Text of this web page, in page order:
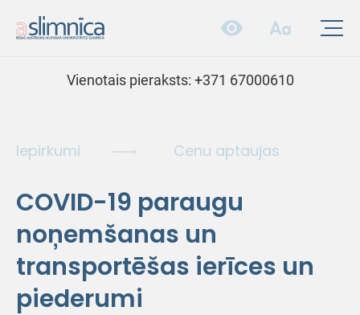
Vienotais pieraksts: +371 67000610
Iepirkumi Cenu aptaujas
COVID-19 paraugu
noņemšanas un
transportēšas ierīces un
piederumi